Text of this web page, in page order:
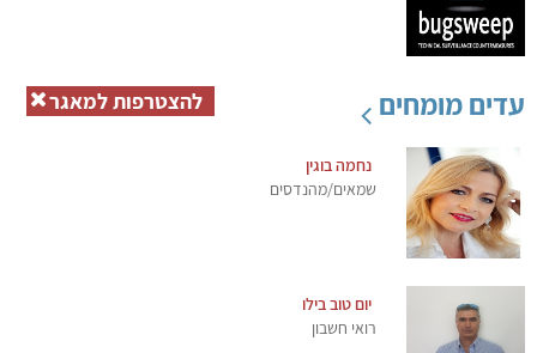
עדים מומחים
נחמה בוגין
שמאים/מהנדסים
יום טוב בילו
רואי חשבון
להצטרפות למאגר